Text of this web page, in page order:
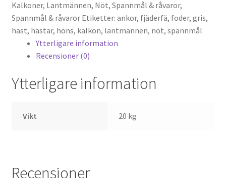
Kalkoner, Lantmännen, Nöt, Spannmål & råvaror,
Spannmål & råvaror Etiketter: ankor, fjäderfä, foder, gris,
häst, hästar, höns, kalkon, lantmännen, nöt, spannmål
Ytterligare information
Recensioner (0)
Ytterligare information
Vikt 20 kg
Recensioner